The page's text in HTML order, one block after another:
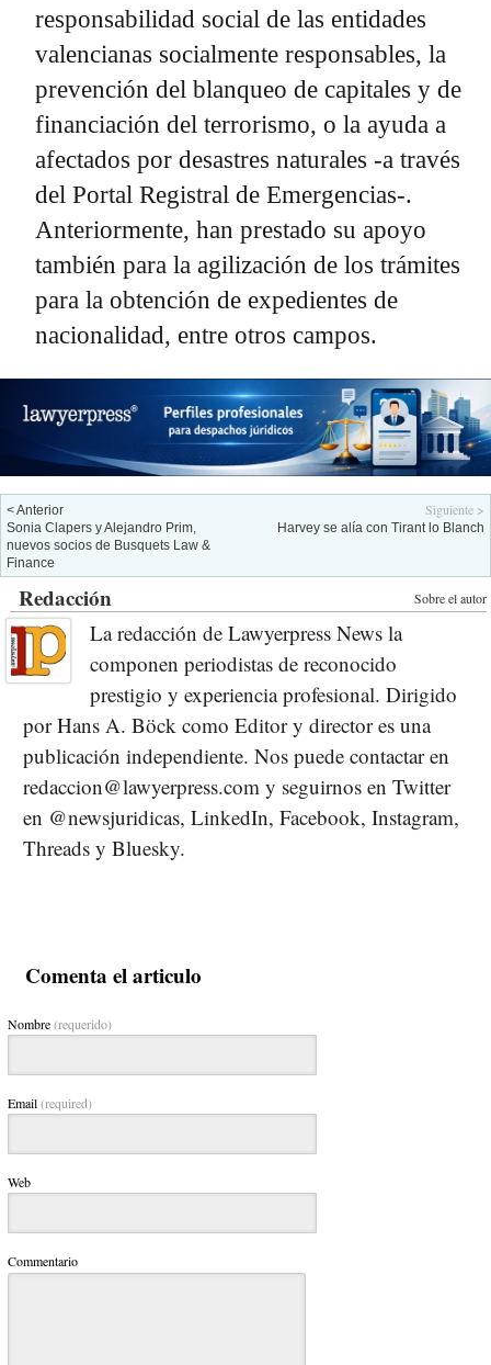
responsabilidad social de las entidades
valencianas socialmente responsables, la
prevención del blanqueo de capitales y de
financiación del terrorismo, o la ayuda a
afectados por desastres naturales -a través
del Portal Registral de Emergencias-.
Anteriormente, han prestado su apoyo
también para la agilización de los trámites
para la obtención de expedientes de
nacionalidad, entre otros campos.
< Anterior
Sonia Clapers y Alejandro Prim,
nuevos socios de Busquets Law &
Finance
Siguiente >
Harvey se alía con Tirant lo Blanch
Sobre el autor
Redacción
La redacción de Lawyerpress News la
componen periodistas de reconocido
prestigio y experiencia profesional. Dirigido
por Hans A. Böck como Editor y director es una
publicación independiente. Nos puede contactar en
redaccion@lawyerpress.com y seguirnos en Twitter
en @newsjuridicas, LinkedIn, Facebook, Instagram,
Threads y Bluesky.
Comenta el articulo
Nombre(requerido)
Email(required)
Web
Commentario